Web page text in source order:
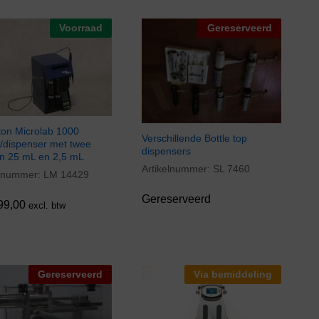
Voorraad
Microlab 1000
dispenser met twee
25 mL en 2,5 mL
LM 14429
excl. btw
Gereserveerd
Verschillende Bottle top
dispensers
Artikelnummer: SL 7460
Gereserveerd
Gereserveerd Via bemiddeling